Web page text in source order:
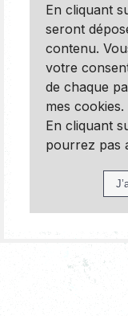
En cliquant
seront
contenu.
votre
de chaque
mes cookies.
En cliquant
pourrez pas